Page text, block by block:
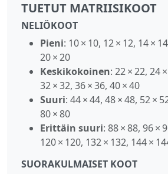
TUETUT MATRIISIKOOT
NELIÖKOOT
Pieni: 10 × 10, 12 × 12, 14 ×
20 × 20
Keskikokoinen: 22 × 22, 24
32 × 32, 36 × 36, 40 × 40
Suuri: 44 × 44, 48 × 48, 52 ×
80 × 80
Erittäin suuri: 88 × 88, 96 ×
120 × 120, 132 × 132, 144 ×
SUORAKULMAISET KOOT